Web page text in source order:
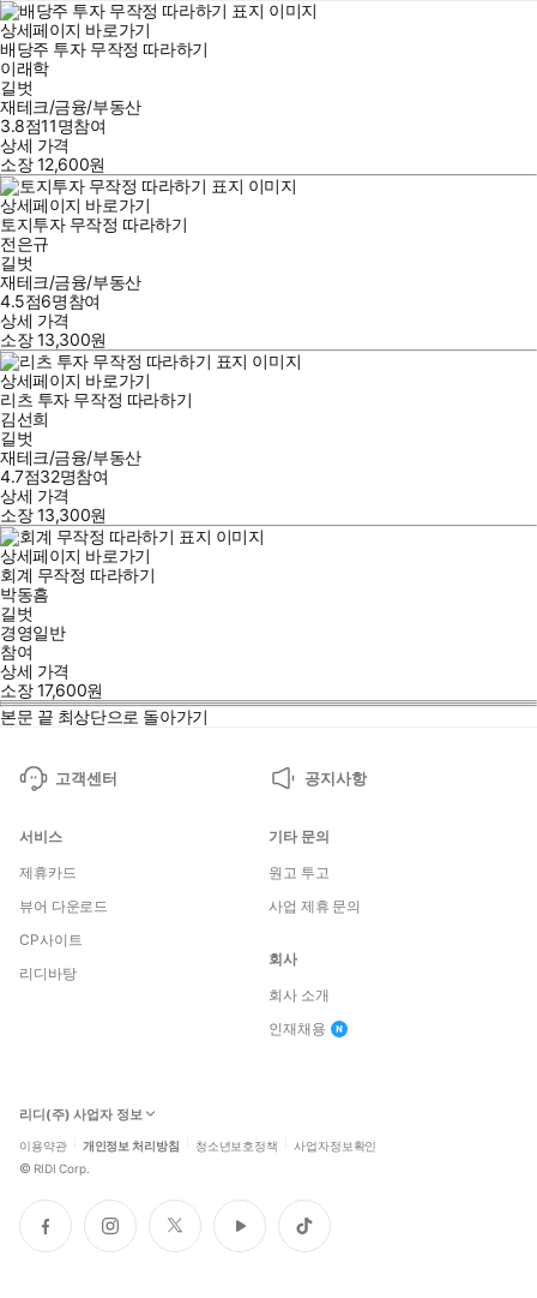
상세페이지 바로가기
배당주 투자 무작정 따라하기
이래학
길벗
재테크/금융/부동산
3.8점11명참여
상세 가격
소장12,600원
상세페이지 바로가기
토지투자 무작정 따라하기
전은규
길벗
재테크/금융/부동산
4.5점6명참여
상세 가격
소장13,300원
상세페이지 바로가기
리츠 투자 무작정 따라하기
김선희
길벗
재테크/금융/부동산
4.7점32명참여
상세 가격
소장13,300원
상세페이지 바로가기
회계 무작정 따라하기
박동흠
길벗
경영일반
참여
상세 가격
소장17,600원
본문 끝 최상단으로 돌아가기
고객센터 공지사항
서비스
제휴카드
뷰어 다운로드
CP사이트
리디바탕
기타 문의
원고 투고
사업 제휴 문의
회사
회사 소개
인재채용
리디(주) 사업자 정보
이용약관 개인정보 처리방침 청소년보호정책 사업자정보확인
© RIDI Corp.
페
이
인
스
트
위
유
튜
틱
톡